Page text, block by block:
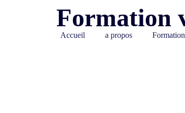
Accueil a propos
Formation